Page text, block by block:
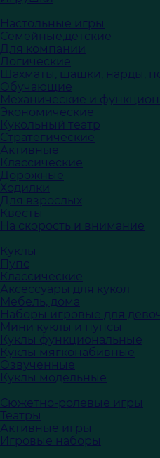
Настольные игры
Семейные,детские
Для компании
Логические
Шахматы, шашки, нарды,
Обучающие
Механические и
Экономические
Кукольный театр
Стратегические
Активные
Классические
Дорожные
Ходилки
Для взрослых
Квесты
На скорость и внимание
Куклы
Пупс
Классические
Аксессуары для кукол
Мебель, дома
Наборы игровые для
Мини куклы и пупсы
Куклы функциональные
Куклы мягконабивные
Озвученные
Куклы модельные
Сюжетно-ролевые игры
Театры
Активные игры
Игровые наборы